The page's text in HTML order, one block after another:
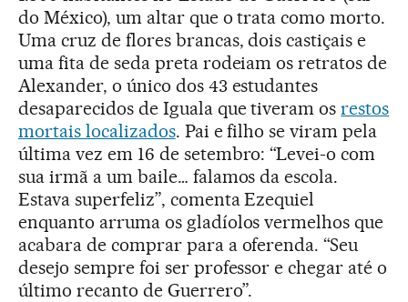
do México), um altar que o trata como morto.
Uma cruz de flores brancas, dois castiçais e
uma fita de seda preta rodeiam os retratos de
Alexander, o único dos 43 estudantes
desaparecidos de Iguala que tiveram osrestos
mortais localizados. Pai e filho se viram pela
última vez em 16 de setembro: “Levei-o com
sua irmã a um baile… falamos da escola.
Estava superfeliz”, comenta Ezequiel
enquanto arruma os gladíolos vermelhos que
acabara de comprar para a oferenda. “Seu
desejo sempre foi ser professor e chegar até o
último recanto de Guerrero”.